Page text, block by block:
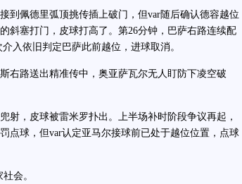
佩德里弧顶挑传插上破门，但var随后确认德容越位
斜塞打门，皮球打高了。第26分钟，巴萨右路连续配
入依旧判定巴萨此前越位，进球取消。
路送出精准传中，奥亚萨瓦尔无人盯防下凌空破
，皮球被雷米罗扑出。上半场补时阶段争议再起，
点球，但var认定亚马尔接球前已处于越位位置，点球
会。